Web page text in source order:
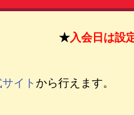
★入会日は設
イトから行えます。